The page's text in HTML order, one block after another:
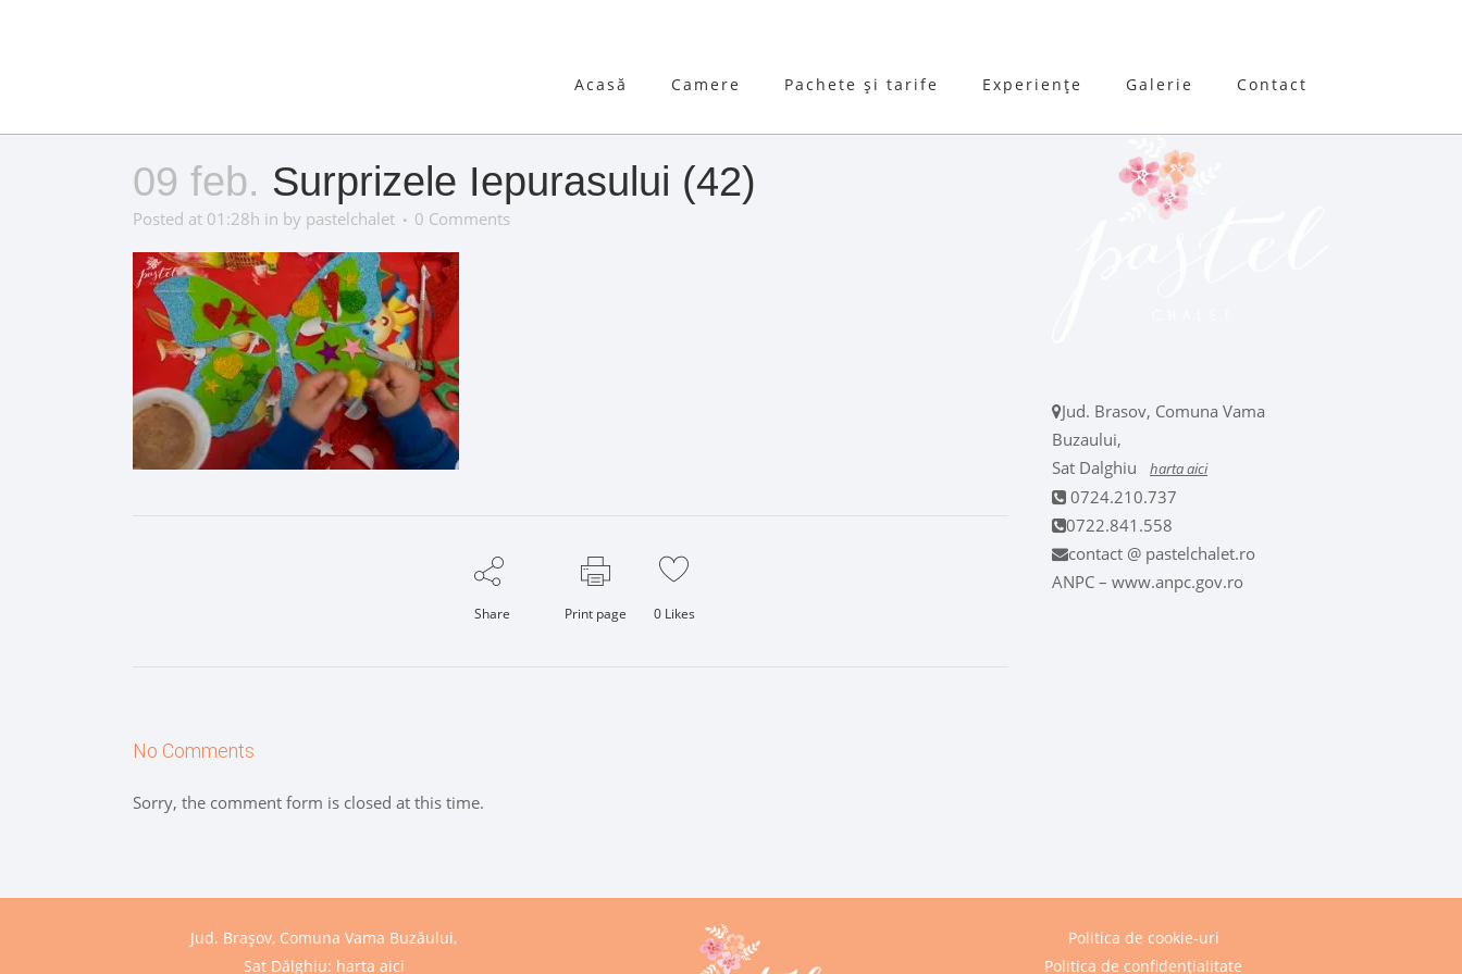
Acasă Camere Pachete și tarife Experiențe Galerie Contact
09 feb. Surprizele Iepurasului (42)
Posted at 01:28h in by pastelchalet 0 Comments
Share Print page 0Likes
No Comments
Sorry, the comment form is closed at this time.
Jud. Brasov, Comuna Vama
Buzaului,
Sat Dalghiu
harta aici
0724.210.737
0722.841.558
contact @ pastelchalet.ro
ANPC – www.anpc.gov.ro
Jud. Brașov, Comuna Vama Buzăului,
Sat Dălghiu: harta aici
Politica de cookie-uri
Politica de confidențialitate